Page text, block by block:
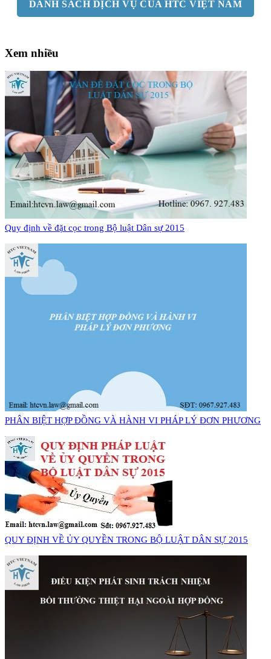
DANH SÁCH DỊCH VỤ CỦA HTC VIỆT NAM
Xem nhiều
Quy định về đặt cọc trong Bộ luật Dân sự 2015
PHÂN BIỆT HỢP ĐỒNG VÀ HÀNH VI PHÁP LÝ ĐƠN PHƯƠNG
QUY ĐỊNH VỀ ỦY QUYỀN TRONG BỘ LUẬT DÂN SỰ 2015